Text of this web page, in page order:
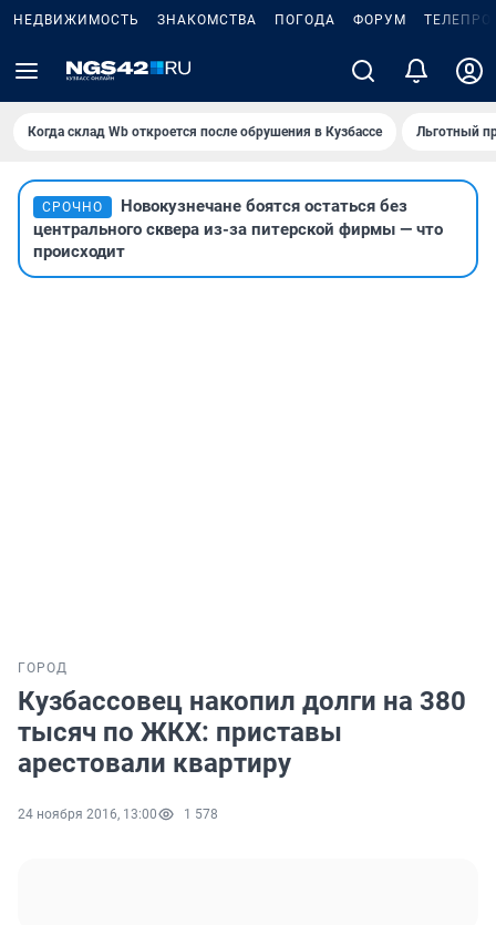
НЕДВИЖИМОСТЬ ЗНАКОМСТВА ПОГОДА ФОРУМ
Когда склад Wb откроется после обрушения в Кузбассе Льготный
СРОЧНО
Новокузнечане боятся остаться без
центрального сквера из-за питерской фирмы — что
происходит
ГОРОД
Кузбассовец накопил долги на 380
тысяч по ЖКХ: приставы
арестовали квартиру
24 ноября 2016, 13:00 1 578